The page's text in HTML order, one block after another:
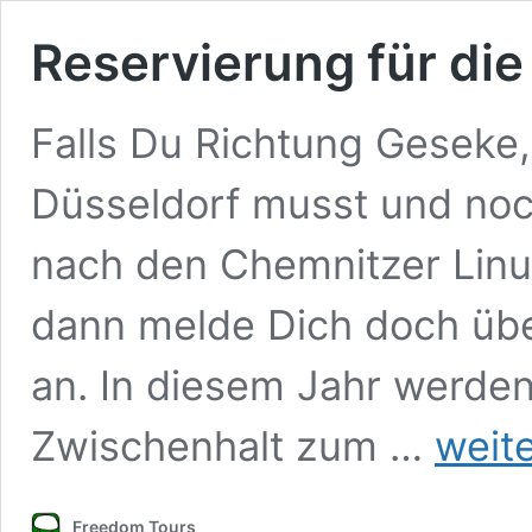
Reservierung für
Falls Du Richtung
Düsseldorf musst und
nach den Chemnitzer
dann melde Dich doch
an. In diesem Jahr
Zwischenhalt zum …
für
Freedom Tours